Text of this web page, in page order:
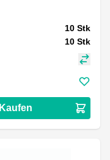
10 Stk
10 Stk
Kaufen